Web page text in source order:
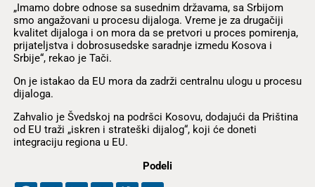
„Imamo dobre odnose sa susednim državama, sa Srbijom
smo angažovani u procesu dijaloga. Vreme je za drugačiji
kvalitet dijaloga i on mora da se pretvori u proces pomirenja,
prijateljstva i dobrosusedske saradnje izmedu Kosova i
Srbije“, rekao je Tači.
On je istakao da EU mora da zadrži centralnu ulogu u procesu
dijaloga.
Zahvalio je Švedskoj na podršci Kosovu, dodajući da Priština
od EU traži „iskren i strateški dijalog“, koji će doneti
integraciju regiona u EU.
Podeli